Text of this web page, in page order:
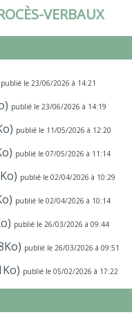
VERBAUX
publié le 23/06/2026 à 14:21
publié le 23/06/2026 à 14:19
publié le 11/05/2026 à 12:20
publié le 07/05/2026 à 11:14
publié le 02/04/2026 à 10:29
publié le 02/04/2026 à 10:14
publié le 26/03/2026 à 09:44
publié le 26/03/2026 à 09:51
publié le 05/02/2026 à 17:22